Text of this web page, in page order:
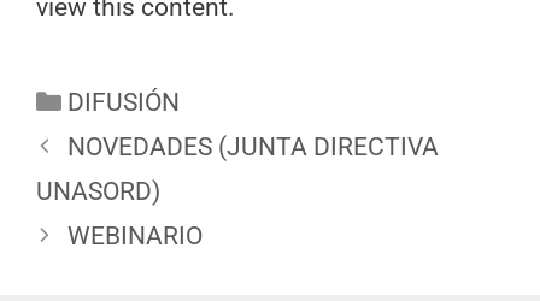
view this content.
DIFUSIÓN
NOVEDADES (JUNTA DIRECTIVA
UNASORD)
WEBINARIO